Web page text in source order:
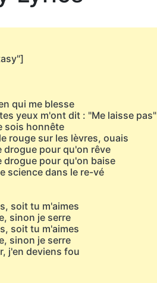
qui me blesse
yeux m'ont dit : "Me laisse pas"
sois honnête
rouge sur les lèvres, ouais
drogue pour qu'on rêve
drogue pour qu'on baise
science dans le re-vé
soit tu m'aimes
sinon je sеrre
soit tu m'aimes
sinon je serre
j'en deviens fou